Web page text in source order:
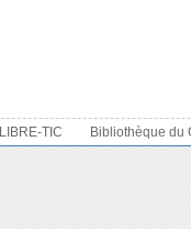
LIBRE-TIC Bibliothèque du